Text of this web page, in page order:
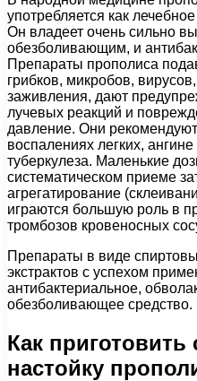
употребляется как
Он владеет очень сильно
обезболивающим, и
Препараты прополиса
грибков, микробов,
заживления, дают
лучевых реакций и
давление. Они
воспалениях легких,
туберкулеза. Маленькие
систематическом приеме
агрегатирование
играются большую роль в
тромбозов кровеносных
Препараты в виде
экстрактов с успехом
антибактериальное,
обезболивающее средство.
Как
настойку